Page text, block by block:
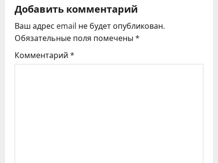
ц
и
я
Добавить комментарий
Ваш адрес email не будет опубликован.
Обязательные поля помечены *
Комментарий *